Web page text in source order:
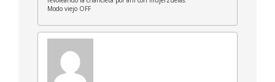
Modo viejo OFF